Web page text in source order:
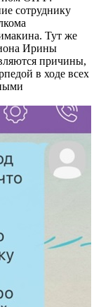
сотруднику
Тут же
Ирины
причины,
в ходе всех